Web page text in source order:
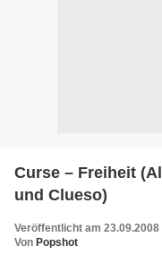
Curse – Freiheit
und Clueso)
Veröffentlicht am 23.09.2008
Von Popshot